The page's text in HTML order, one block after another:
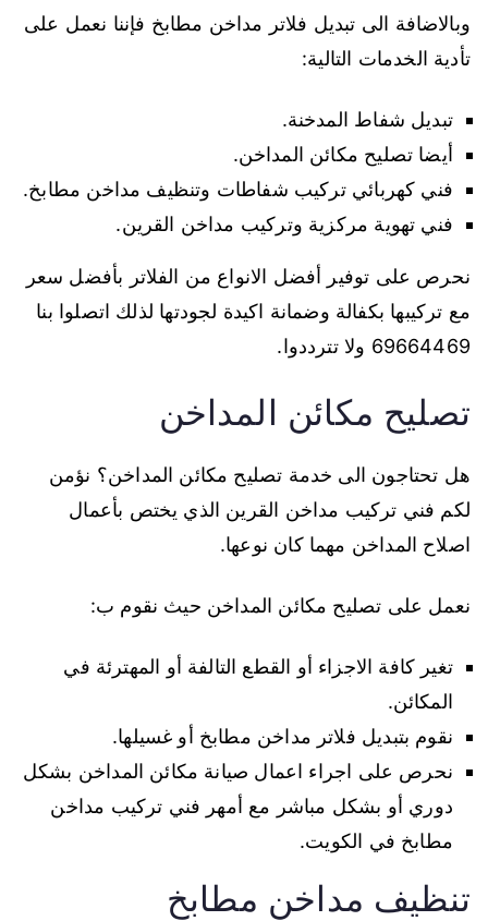
وبالاضافة الى تبديل فلاتر مداخن مطابخ فإننا نعمل على
تأدية الخدمات التالية:
تبديل شفاط المدخنة.
أيضا تصليح مكائن المداخن.
فني كهربائي تركيب شفاطات وتنظيف مداخن مطابخ.
فني تهوية مركزية وتركيب مداخن القرين.
نحرص على توفير أفضل الانواع من الفلاتر بأفضل سعر
مع تركيبها بكفالة وضمانة اكيدة لجودتها لذلك اتصلوا بنا
69664469 ولا تترددوا.
تصليح مكائن المداخن
هل تحتاجون الى خدمة تصليح مكائن المداخن؟ نؤمن
لكم فني تركيب مداخن القرين الذي يختص بأعمال
اصلاح المداخن مهما كان نوعها.
نعمل على تصليح مكائن المداخن حيث نقوم ب:
تغير كافة الاجزاء أو القطع التالفة أو المهترئة في
المكائن.
نقوم بتبديل فلاتر مداخن مطابخ أو غسيلها.
نحرص على اجراء اعمال صيانة مكائن المداخن بشكل
دوري أو بشكل مباشر مع أمهر فني تركيب مداخن
مطابخ في الكويت.
تنظيف مداخن مطابخ